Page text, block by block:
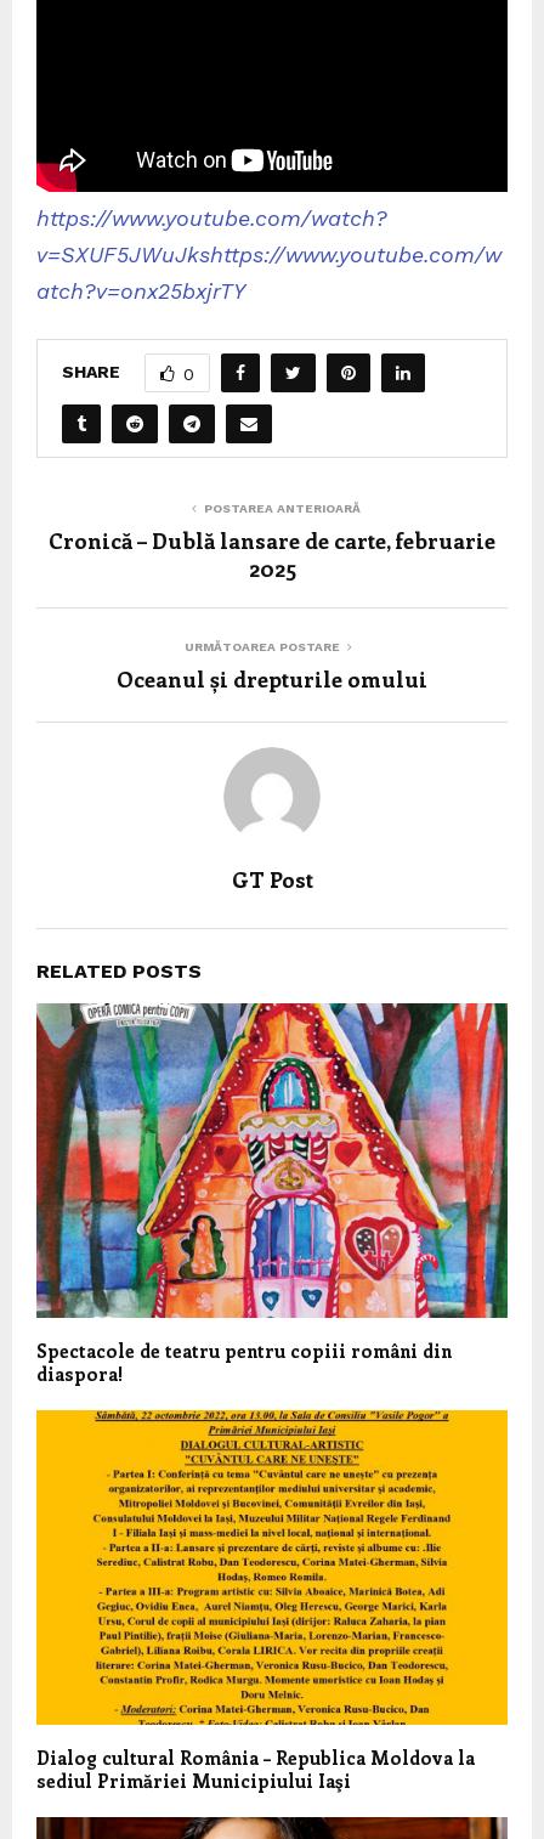
https://www.youtube.com/watch?
v=SXUF5JWuJkshttps://www.youtube.com/w
atch?v=onx25bxjrTY
SHARE 0
POSTAREA ANTERIOARĂ
Cronică – Dublă lansare de carte, februarie
2025
URMĂTOAREA POSTARE
Oceanul și drepturile omului
GT Post
RELATED POSTS
Spectacole de teatru pentru copiii români din
diaspora!
Dialog cultural România – Republica Moldova la
sediul Primăriei Municipiului Iaşi